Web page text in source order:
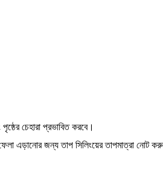
চেহারা প্রভাবিত করবে।
এড়ানোর জন্য তাপ সিলিংয়ের তাপমাত্রা নোট